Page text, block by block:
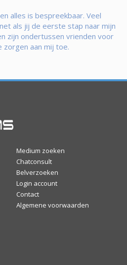
alles is bespreekbaar. Veel
als jij de eerste stap naar mijn
zijn ondertussen vrienden voor
aan mij toe.
Medium zoeken
Chatconsult
Belverzoeken
Login account
Contact
Algemene voorwaarden